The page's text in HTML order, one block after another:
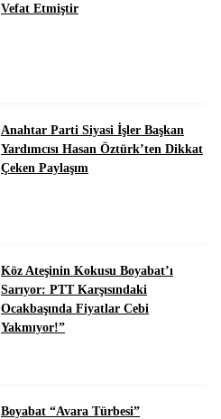
Vefat Etmiştir
Anahtar Parti Siyasi İşler Başkan
Yardımcısı Hasan Öztürk’ten Dikkat
Çeken Paylaşım
Köz Ateşinin Kokusu Boyabat’ı
Sarıyor: PTT Karşısındaki
Ocakbaşında Fiyatlar Cebi
Yakmıyor!”
Boyabat “Avara Türbesi”